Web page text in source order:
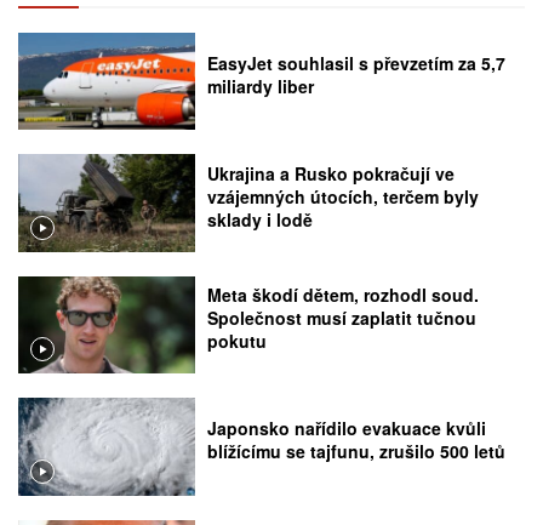
EasyJet souhlasil s převzetím za 5,7
miliardy liber
Ukrajina a Rusko pokračují ve
vzájemných útocích, terčem byly
sklady i lodě
Meta škodí dětem, rozhodl soud.
Společnost musí zaplatit tučnou
pokutu
Japonsko nařídilo evakuace kvůli
blížícímu se tajfunu, zrušilo 500 letů